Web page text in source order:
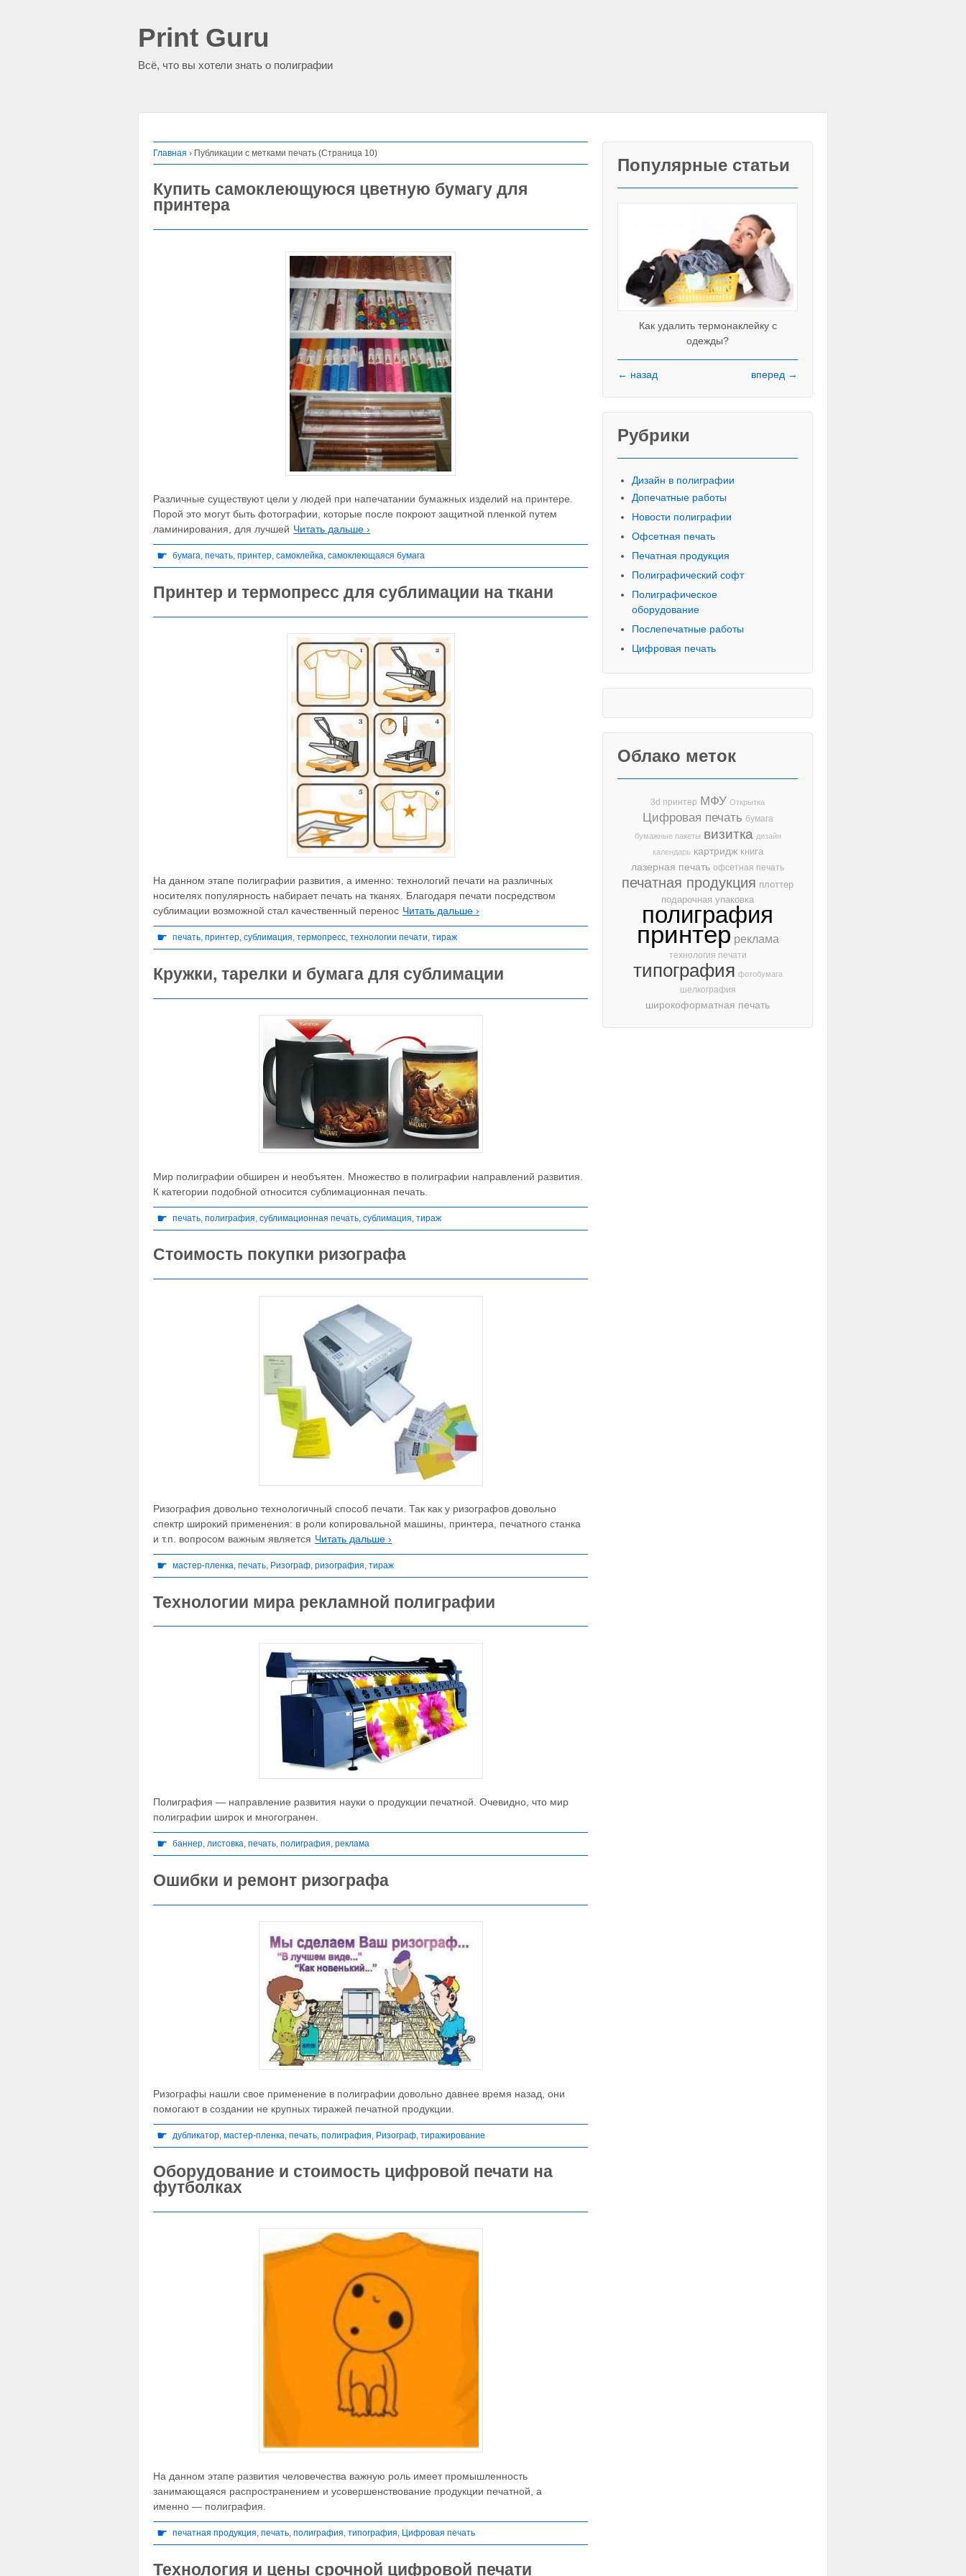
Print Guru
Всё, что вы хотели знать о полиграфии
Главная › Публикации с метками печать (Страница 10)
Купить самоклеющуюся цветную бумагу для
принтера
Различные существуют цели у людей при напечатании бумажных изделий на принтере.
Порой это могут быть фотографии, которые после покроют защитной пленкой путем
ламинирования, для лучшей Читать дальше ›
☛ бумага, печать, принтер, самоклейка, самоклеющаяся бумага
Принтер и термопресс для сублимации на ткани
На данном этапе полиграфии развития, а именно: технологий печати на различных
носителях популярность набирает печать на тканях. Благодаря печати посредством
сублимации возможной стал качественный перенос Читать дальше ›
☛ печать, принтер, сублимация, термопресс, технологии печати, тираж
Кружки, тарелки и бумага для сублимации
Мир полиграфии обширен и необъятен. Множество в полиграфии направлений развития.
К категории подобной относится сублимационная печать.
☛ печать полиграфия сублимационная печать сублимация тираж
Стоимость покупки ризографа
Ризография довольно технологичный способ печати. Так как у ризографов довольно
спектр широкий применения: в роли копировальной машины, принтера, печатного станка
и т.п. вопросом важным является Читать дальше ›
☛ мастер-пленка, печать, Ризограф, ризография, тираж
Технологии мира рекламной полиграфии
Полиграфия — направление развития науки о продукции печатной. Очевидно, что мир
полиграфии широк и многогранен.
☛ баннер, листовка, печать, полиграфия, реклама
Ошибки и ремонт ризографа
Ризографы нашли свое применение в полиграфии довольно давнее время назад, они
помогают в создании не крупных тиражей печатной продукции.
☛ дубликатор мастер-пленка печать полиграфия Ризограф тиражирование
Оборудование и стоимость цифровой печати на
футболках
На данном этапе развития человечества важную роль имеет промышленность
занимающаяся распространением и усовершенствование продукции печатной, а
именно — полиграфия.
☛ печатная продукция, печать, полиграфия, типография, Цифровая печать
Технология и цены срочной цифровой печати
Популярные статьи
Как удалить термонаклейку с
одежды?
Красивые печатные буквы
← назад вперед →
Рубрики
Дизайн в полиграфии
Допечатные работы
Новости полиграфии
Офсетная печать
Печатная продукция
Полиграфический софт
Полиграфическое
оборудование
Послепечатные работы
Цифровая печать
Облако меток
3d принтер МФУ Открытка
Цифровая печать бумага
бумажные пакеты визитка дизайн
календарь картридж книга
лазерная печать офсетная печать
печатная продукция плоттер
подарочная упаковка
полиграфия
принтер реклама
технология печати
типография фотобумага
шелкография
широкоформатная печать